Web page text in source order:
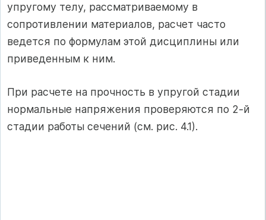
упругому телу, рассматриваемому в
сопротивлении материалов, расчет часто
ведется по формулам этой дисциплины или
приведенным к ним.
При расчете на прочность в упругой стадии
нормальные напряжения проверяются по 2-й
стадии работы сечений (см. рис. 4.1).